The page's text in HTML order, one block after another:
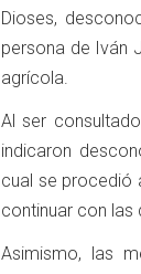
Dioses,
persona de Iván
agrícola.
Al ser
indicaron
cual se procedió
continuar con las
Asimismo, las